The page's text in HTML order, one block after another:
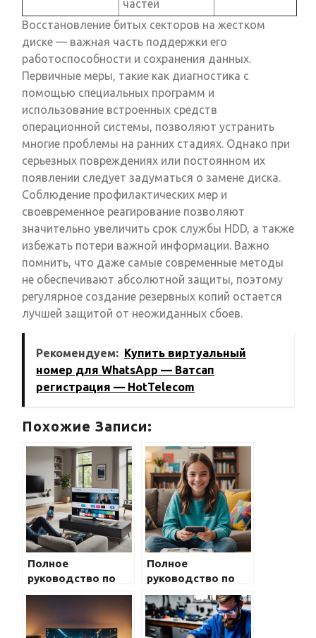
частей
Восстановление битых секторов на жестком
диске — важная часть поддержки его
работоспособности и сохранения данных.
Первичные меры, такие как диагностика с
помощью специальных программ и
использование встроенных средств
операционной системы, позволяют устранить
многие проблемы на ранних стадиях. Однако при
серьезных повреждениях или постоянном их
появлении следует задуматься о замене диска.
Соблюдение профилактических мер и
своевременное реагирование позволяют
значительно увеличить срок службы HDD, а также
избежать потери важной информации. Важно
помнить, что даже самые современные методы
не обеспечивают абсолютной защиты, поэтому
регулярное создание резервных копий остается
лучшей защитой от неожиданных сбоев.
Рекомендуем: Купить виртуальный
номер для WhatsApp — Ватсап
регистрация — HotTelecom
Похожие Записи:
Полное
руководство по
взаимодействию с
экосистемой
устройств Samsung
Полное
руководство по
выбору модели
Samsung Galaxy
для детей и